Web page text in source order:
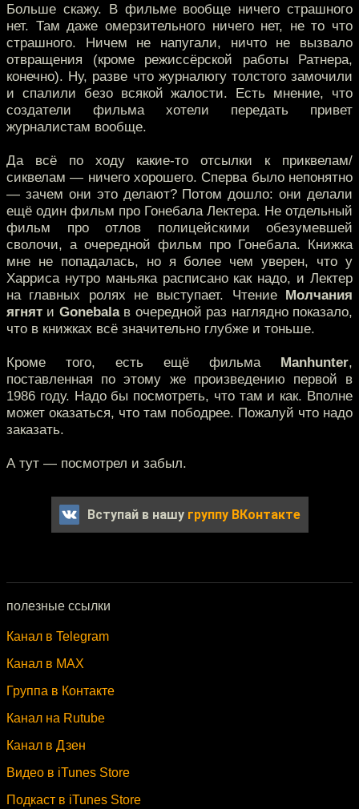
Больше скажу. В фильме вообще ничего страшного
нет. Там даже омерзительного ничего нет, не то что
страшного. Ничем не напугали, ничто не вызвало
отвращения (кроме режиссёрской работы Ратнера,
конечно). Ну, разве что журналюгу толстого замочили
и спалили безо всякой жалости. Есть мнение, что
создатели фильма хотели передать привет
журналистам вообще.
Да всё по ходу какие-то отсылки к приквелам/
сиквелам — ничего хорошего. Сперва было непонятно
— зачем они это делают? Потом дошло: они делали
ещё один фильм про Гонебала Лектера. Не отдельный
фильм про отлов полицейскими обезумевшей
сволочи, а очередной фильм про Гонебала. Книжка
мне не попадалась, но я более чем уверен, что у
Харриса нутро маньяка расписано как надо, и Лектер
на главных ролях не выступает. Чтение Молчания
ягнят и Gonebalaв очередной раз наглядно показало,
что в книжках всё значительно глубже и тоньше.
Кроме того, есть ещё фильма Manhunter,
поставленная по этому же произведению первой в
1986 году. Надо бы посмотреть, что там и как. Вполне
может оказаться, что там пободрее. Пожалуй что надо
заказать.
А тут — посмотрел и забыл.
Вступай в нашу группу ВКонтакте
полезные ссылки
Канал в Telegram
Канал в MAX
Группа в Контакте
Канал на Rutube
Канал в Дзен
Видео в iTunes Store
Подкаст в iTunes Store